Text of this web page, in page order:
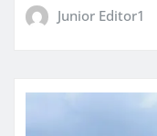
Junior Editor1